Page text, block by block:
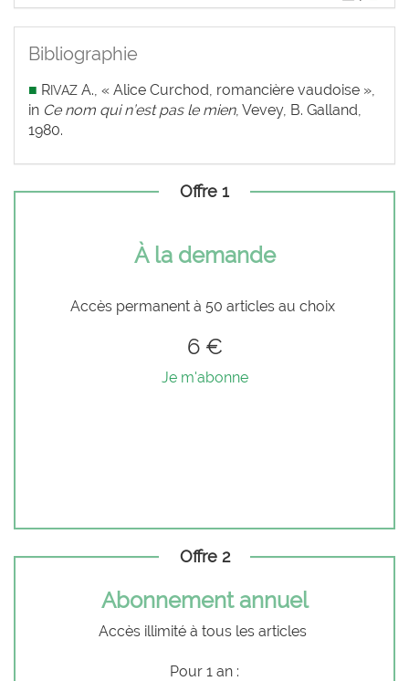
Bibliographie
■ RIVAZ A., « Alice Curchod, romancière vaudoise »,
in Ce nom qui n’est pas le mien, Vevey, B. Galland,
1980.
Offre 1
À la demande
Accès permanent à 50 articles au choix
6 €
Je m'abonne
Offre 2
Abonnement annuel
Accès illimité à tous les articles
Pour 1 an :